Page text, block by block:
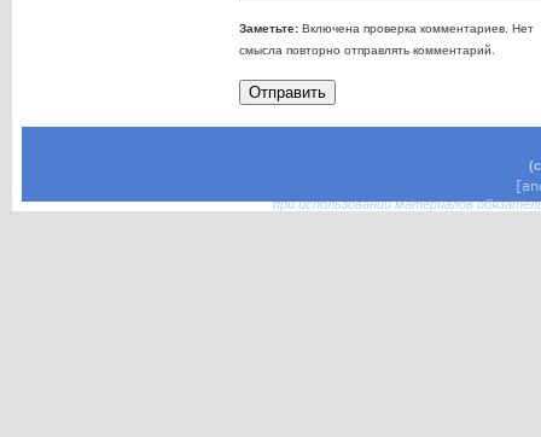
Заметьте:Включена проверка комментариев. Нет
смысла повторно отправлять комментарий.
при использовании материалов